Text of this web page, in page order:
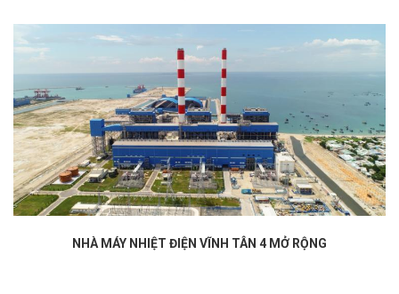
NHÀ MÁY NHIỆT ĐIỆN VĨNH TÂN 4 MỞ RỘNG